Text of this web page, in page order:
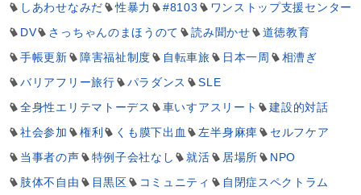
しあわせなみだ
性暴力 #8103
ワンストップ支援センター
DV
さっちゃんのまほうのて 読み聞かせ
道徳教育
手帳更新
障害福祉制度 自転車旅 日本一周
相漕ぎ
バリアフリー旅行
パラダンス
SLE
全身性エリテマトーデス
車いすアスリート
建設的対話
社会参加
権利 くも膜下出血 左半身麻痺
セルフケア
当事者の声
特例子会社なし 就活 居場所
NPO
肢体不自由
目黒区 コミュニティ
自閉症スペクトラム